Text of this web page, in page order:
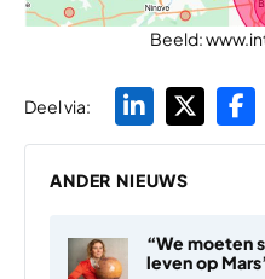
Beeld:
Deel via:
ANDER NIEUWS
“We moeten
leven op